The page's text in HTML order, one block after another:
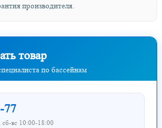
производителя.
товар
по бассейнам
77
вс 10:00-18:00